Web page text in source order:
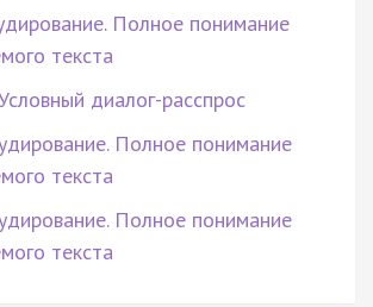
Полное понимание
текста
диалог-расспрос
Полное понимание
текста
Полное понимание
текста